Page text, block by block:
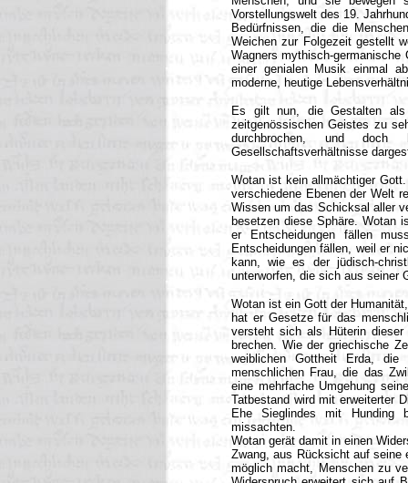
Vorstellungswelt des 19.
Bedürfnissen, die die
Weichen zur Folgezeit gestellt
Wagners mythisch-germanische
einer genialen Musik einmal
moderne, heutige
Es gilt nun, die Gestalten als
zeitgenössischen Geistes zu
durchbrochen, und
Gesellschaftsverhältnisse
Wotan ist kein allmächtiger
verschiedene Ebenen der Welt
Wissen um das Schicksal aller
besetzen diese Sphäre. Wotan
er Entscheidungen fällen
Entscheidungen fällen, weil er
kann, wie es der jüdisch-
unterworfen, die sich aus seiner
Wotan ist ein Gott der
hat er Gesetze für das
versteht sich als Hüterin
brechen. Wie der griechische
weiblichen Gottheit Erda, die
menschlichen Frau, die das
eine mehrfache Umgehung
Tatbestand wird mit erweiterter
Ehe Sieglindes mit Hunding
missachten.
Wotan gerät damit in einen
Zwang, aus Rücksicht auf seine
möglich macht, Menschen zu